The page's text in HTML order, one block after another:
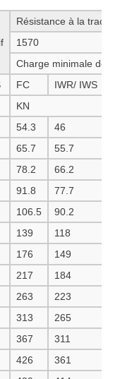
Résistance à la
1570
Charge minimale de
FC IWR/ IWS
KN
54.3 46
65.7 55.7
78.2 66.2
91.8 77.7
106.5 90.2
139 118
176 149
217 184
263 223
313 265
367 311
426 361